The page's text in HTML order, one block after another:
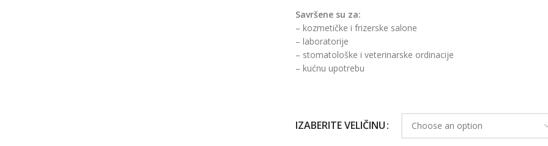
Savršene su za:
– kozmetičke i frizerske salone
– laboratorije
– stomatološke i veterinarske ordinacije
– kućnu upotrebu
IZABERITE VELIČINU